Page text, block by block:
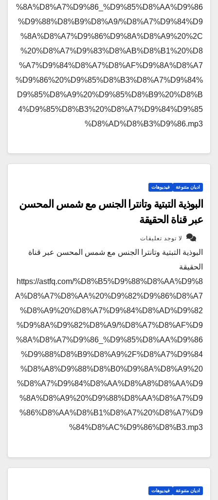
%8A%D8%A7%D9%86_%D9%85%D8%AA%D9%86
%D9%88%D8%B9%D8%A9/%D8%A7%D9%84%D9
%8A%D8%A7%D9%86%D9%8A%D8%A9%20%2C
%20%D8%A7%D9%83%D8%AB%D8%B1%20%D8
%A7%D9%84%D8%A7%D8%AF%D9%8A%D8%A7
%D9%86%20%D9%85%D8%B3%D8%A7%D9%84%
D9%85%D8%A9%20%D9%85%D8%B9%20%D8%B
4%D9%85%D8%B3%20%D8%A7%D9%84%D9%85
%D8%AD%D8%B3%D9%86.mp3
اديان متنوعة فيديوهات
البوذية التبتية وتانترا الجنس مع شمس المحسن
عبر قناة الحقيقة
لا توجد تعليقات
البوذية التبتية وتانترا الجنس مع شمس المحسن عبر قناة
الحقيقة
https://astfq.com/%D8%B5%D9%88%D8%AA%D9%8
A%D8%A7%D8%AA%20%D9%82%D9%86%D8%A7
%D8%A9%20%D8%A7%D9%84%D8%AD%D9%82
%D9%8A%D9%82%D8%A9/%D8%A7%D8%AF%D9
%8A%D8%A7%D9%86_%D9%85%D8%AA%D9%86
%D9%88%D8%B9%D8%A9%2F%D8%A7%D9%84
%D8%A8%D9%88%D8%B0%D9%8A%D8%A9%20
%D8%A7%D9%84%D8%AA%D8%A8%D8%AA%D9
%8A%D8%A9%20%D9%88%D8%AA%D8%A7%D9
%86%D8%AA%D8%B1%D8%A7%20%D8%A7%D9
%84%D8%AC%D9%86%D8%B3.mp3
اديان متنوعة فيديوهات